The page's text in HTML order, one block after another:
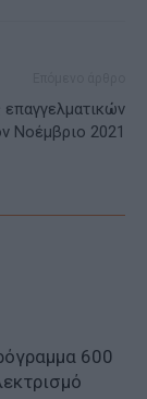
επαγγελματικών
Νοέμβριο 2021
600